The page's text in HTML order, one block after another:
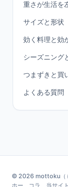
重さが生活を
サイズと形状
効く料理と効
シーズニング
つまずきと買
よくある質問
© 2026 mottoku（
ホー
コラ 当サイ